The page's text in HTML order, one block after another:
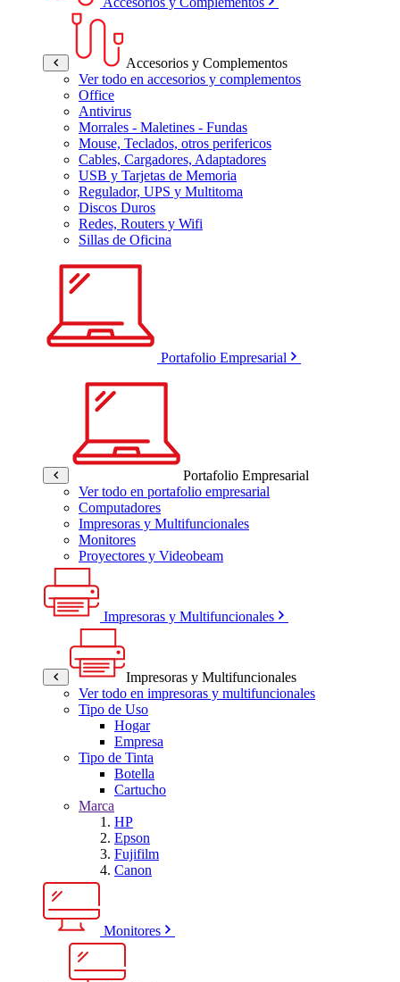
Accesorios y Complementos
Ver todo en accesorios y complementos
Office
Antivirus
Morrales - Maletines - Fundas
Mouse, Teclados, otros perifericos
Cables, Cargadores, Adaptadores
USB y Tarjetas de Memoria
Regulador, UPS y Multitoma
Discos Duros
Redes, Routers y Wifi
Sillas de Oficina
Portafolio Empresarial
Portafolio Empresarial
Ver todo en portafolio empresarial
Computadores
Impresoras y Multifuncionales
Monitores
Proyectores y Videobeam
Impresoras y Multifuncionales
Impresoras y Multifuncionales
Ver todo en impresoras y multifuncionales
Tipo de Uso
Hogar
Empresa
Tipo de Tinta
Botella
Cartucho
Marca
HP
Epson
Fujifilm
Canon
Monitores